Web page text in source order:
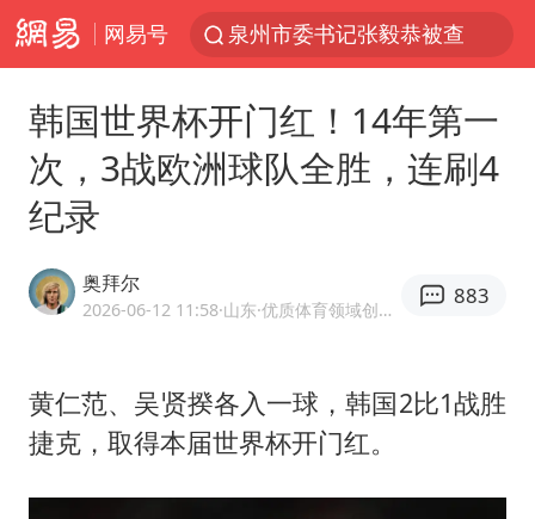
网易号
泉州市委书记张毅恭被查
河南将重点打击十类新型黑恶犯罪
老中医：立秋后养心是关键
四川宜宾市高县4.9级地震致1人死亡
中巨芯：上半年归母净利润1405.77万元
韩国世界杯开门红！14年第一
次，3战欧洲球队全胜，连刷4
纪录
奥拜尔
2026-06-12 11:58·山东 ·优质体育领域创作者
883
黄仁范、吴贤揆各入一球，韩国2比1战胜
捷克，取得本届世界杯开门红。